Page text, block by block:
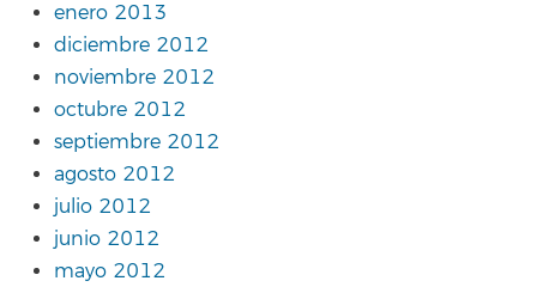
enero 2013
diciembre 2012
noviembre 2012
octubre 2012
septiembre 2012
agosto 2012
julio 2012
junio 2012
mayo 2012